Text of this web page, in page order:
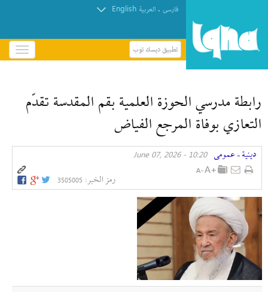
فارسی . العربیة English
تطبيق ديسك توب
باز
و
رابطة مدرسي الحوزة العلمية بقم المقدسة تقدّم
التعازي بوفاة المرجع الفياض
دينية » عمومی 10:20 - June 07, 2026
رمز الخبر: 3505005